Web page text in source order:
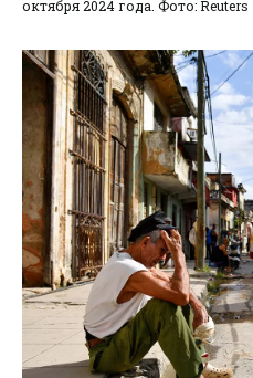
октября 2024 года. Фото: Reuters